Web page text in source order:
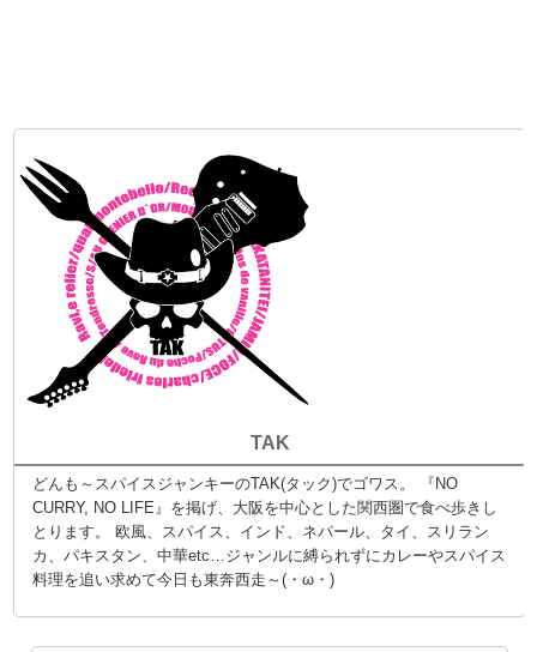
TAK
どんも～スパイスジャンキーのTAK(タック)でゴワス。 『NO
CURRY, NO LIFE』を掲げ、大阪を中心とした関西圏で食べ歩きし
とります。 欧風、スパイス、インド、ネパール、タイ、スリラン
カ、パキスタン、中華etc…ジャンルに縛られずにカレーやスパイス
料理を追い求めて今日も東奔西走～(・ω・)